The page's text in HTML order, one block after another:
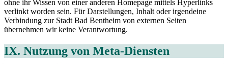
ohne ihr Wissen von einer anderen Homepage mittels Hyperlinks
verlinkt worden sein. Für Darstellungen, Inhalt oder irgendeine
Verbindung zur Stadt Bad Bentheim von externen Seiten
übernehmen wir keine Verantwortung.
IX. Nutzung von Meta-Diensten